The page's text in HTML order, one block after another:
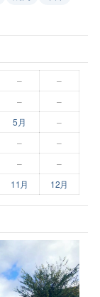
–
–
– –
5月
–
– –
–
–
11月 12月